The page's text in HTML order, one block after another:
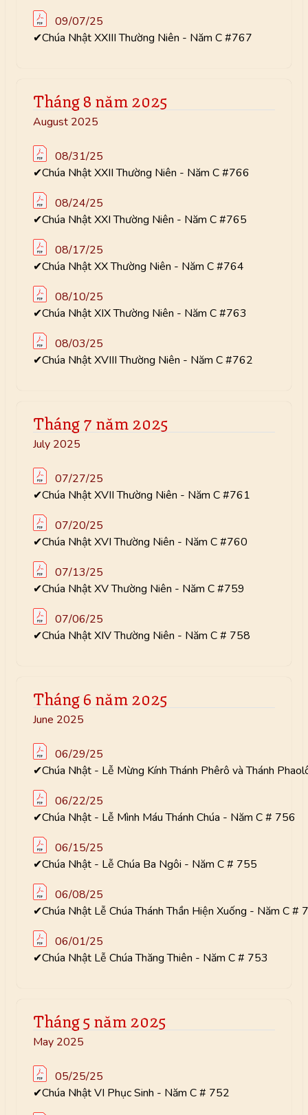
09/07/25
✔Chúa Nhật XXIII Thường Niên - Năm C #767
Tháng 8 năm 2025
August 2025
08/31/25
✔Chúa Nhật XXII Thường Niên - Năm C #766
08/24/25
✔Chúa Nhật XXI Thường Niên - Năm C #765
08/17/25
✔Chúa Nhật XX Thường Niên - Năm C #764
08/10/25
✔Chúa Nhật XIX Thường Niên - Năm C #763
08/03/25
✔Chúa Nhật XVIII Thường Niên - Năm C #762
Tháng 7 năm 2025
July 2025
07/27/25
✔Chúa Nhật XVII Thường Niên - Năm C #761
07/20/25
✔Chúa Nhật XVI Thường Niên - Năm C #760
07/13/25
✔Chúa Nhật XV Thường Niên - Năm C #759
07/06/25
✔Chúa Nhật XIV Thường Niên - Năm C # 758
Tháng 6 năm 2025
June 2025
06/29/25
✔Chúa Nhật - Lễ Mừng Kính Thánh Phêrô và Thánh
06/22/25
✔Chúa Nhật - Lễ Mình Máu Thánh Chúa - Năm C # 756
06/15/25
✔Chúa Nhật - Lễ Chúa Ba Ngôi - Năm C # 755
06/08/25
✔Chúa Nhật Lễ Chúa Thánh Thần Hiện Xuống - Năm C #
06/01/25
✔Chúa Nhật Lễ Chúa Thăng Thiên - Năm C # 753
Tháng 5 năm 2025
May 2025
05/25/25
✔Chúa Nhật VI Phục Sinh - Năm C # 752